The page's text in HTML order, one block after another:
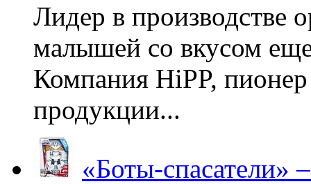
Лидер в производстве
малышей со вкусом
Компания HiPP, пионер
продукции...
«Боты-спасатели»